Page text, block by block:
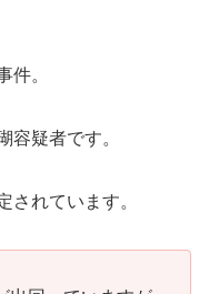
件。
容疑者です。
されています。